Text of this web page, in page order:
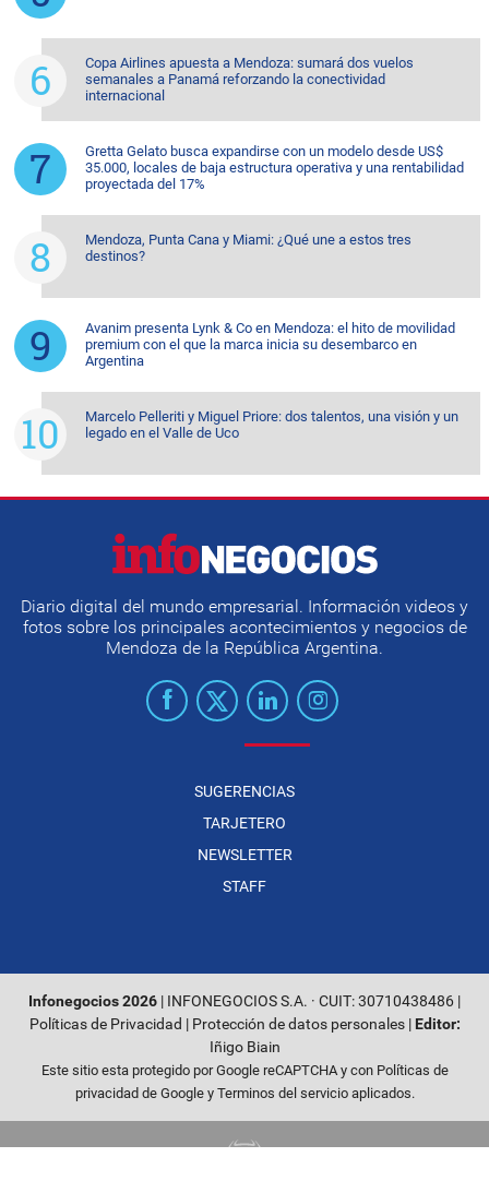
Copa Airlines apuesta a Mendoza: sumará dos vuelos
semanales a Panamá reforzando la conectividad
internacional
Gretta Gelato busca expandirse con un modelo desde US$
35.000, locales de baja estructura operativa y una rentabilidad
proyectada del 17%
Mendoza, Punta Cana y Miami: ¿Qué une a estos tres
destinos?
Avanim presenta Lynk & Co en Mendoza: el hito de movilidad
premium con el que la marca inicia su desembarco en
Argentina
Marcelo Pelleriti y Miguel Priore: dos talentos, una visión y un
legado en el Valle de Uco
Diario digital del mundo empresarial. Información videos y
fotos sobre los principales acontecimientos y negocios de
Mendoza de la República Argentina.
SUGERENCIAS
TARJETERO
NEWSLETTER
STAFF
Infonegocios 2026 | INFONEGOCIOS S.A. · CUIT: 30710438486 |
Políticas de Privacidad | Protección de datos personales| Editor:
Iñigo Biain
Este sitio esta protegido por Google reCAPTCHA y con Políticas de
privacidad de Googley Terminos del servicioaplicados.